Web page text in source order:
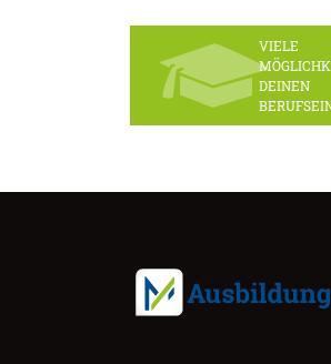
VIELE
DEINEN